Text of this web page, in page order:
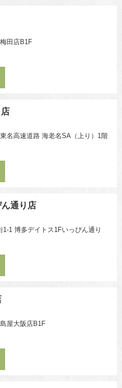
田店B1F
名高速道路 海老名SA（上り）1階
通り店
1 博多デイトス1Fいっぴん通り
屋大阪店B1F